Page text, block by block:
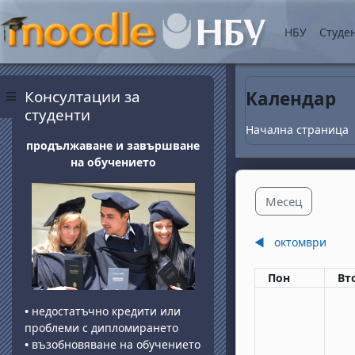
Прескочи на
Страничен панел
НБУ
Календар
Начална страница
Месец
◀︎ октомври
Понеделник
Пон
Блокове
Консултации за
студенти
продължаване и завършване
на обучението
• недостатъчно кредити или
проблеми с дипломирането
• възобновяване на обучението